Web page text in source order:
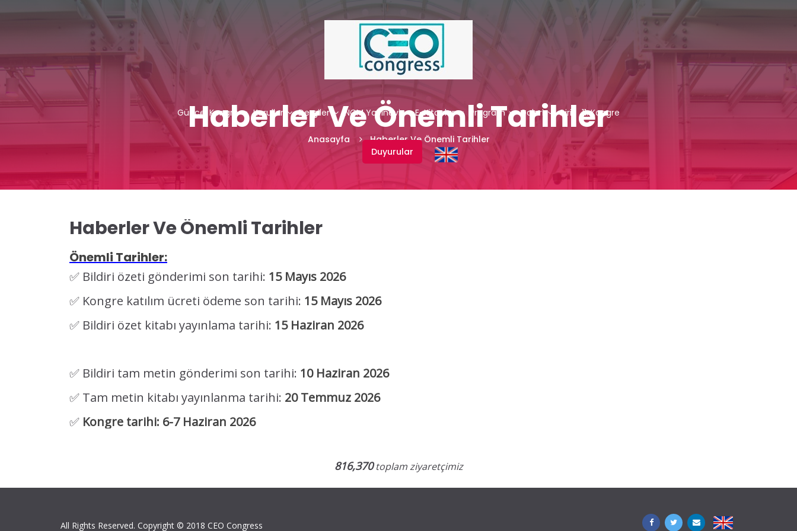
Güncel Kongre Kurullar Dergiler NCM Yayınevi E-Kitaplar Program Galeri Giriş 11. Kongre
Duyurular
Haberler Ve Önemli Tarihler
Anasayfa Haberler Ve Önemli Tarihler
Haberler Ve Önemli Tarihler
ÖNEmli Tarihler:
✅ Bildiri özeti gönderimi son tarihi: 15 Mayıs 2026
✅ Kongre katılım ücreti ödeme son tarihi: 15 Mayıs 2026
✅ Bildiri özet kitabı yayınlama tarihi: 15 Haziran 2026
✅ Bildiri tam metin gönderimi son tarihi: 10 Haziran 2026
✅ Tam metin kitabı yayınlanma tarihi: 20 Temmuz 2026
✅ Kongre tarihi: 6-7 Haziran 2026
816,370toplam ziyaretçimiz
All Rights Reserved. Copyright © 2018 CEO Congress